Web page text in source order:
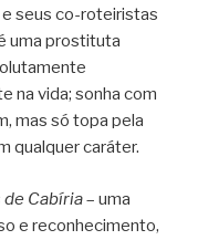
e seus co-roteiristas
uma prostituta
na vida; sonha com
mas só topa pela
qualquer caráter.
Cabíria– uma
e reconhecimento,